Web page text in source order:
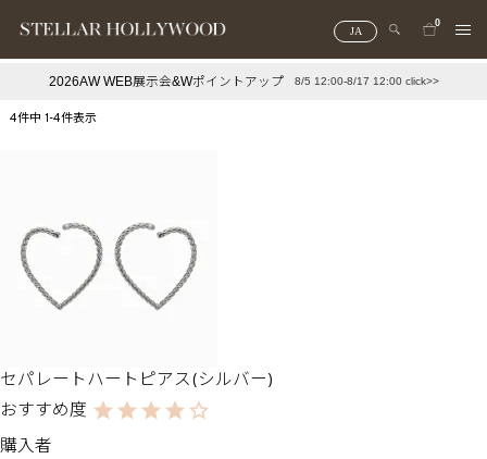
JA
0
2026AW WEB展示会&Wポイントアップ 8/5 12:00-8/17 12:00 click>>
4件中 1-4件表示
セパレートハートピアス(シルバー)
購入者